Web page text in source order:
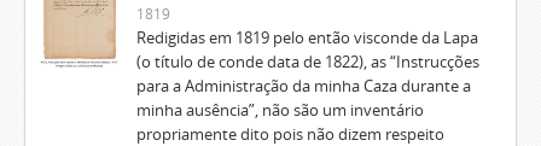
1819
Redigidas em 1819 pelo então visconde da Lapa
(o título de conde data de 1822), as “Instrucções
para a Administração da minha Caza durante a
minha ausência”, não são um inventário
propriamente dito pois não dizem respeito